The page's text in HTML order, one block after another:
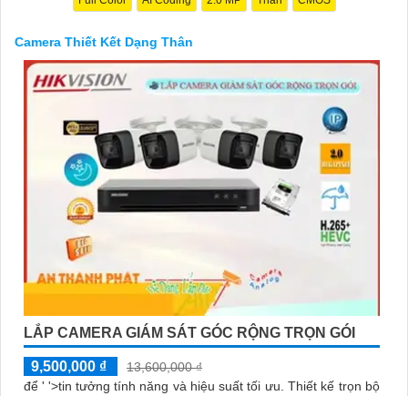
mình nhé. Nếu cần thêm thông tin chi tiết hoặc hỗ trợ về sản
hệ với các đơn vị phân phối để được tư vấn cụ thể hơn. Chúc
bạn tìm được sản phẩm ưng ý!
Camera Thiết Kết Dạng Thân
LẮP CAMERA GIÁM SÁT GÓC RỘNG TRỌN GÓI
9,500,000 ₫
13,600,000 ₫
để ' '>tin tưởng tính năng và hiệu suất tối ưu. Thiết kế trọn bộ